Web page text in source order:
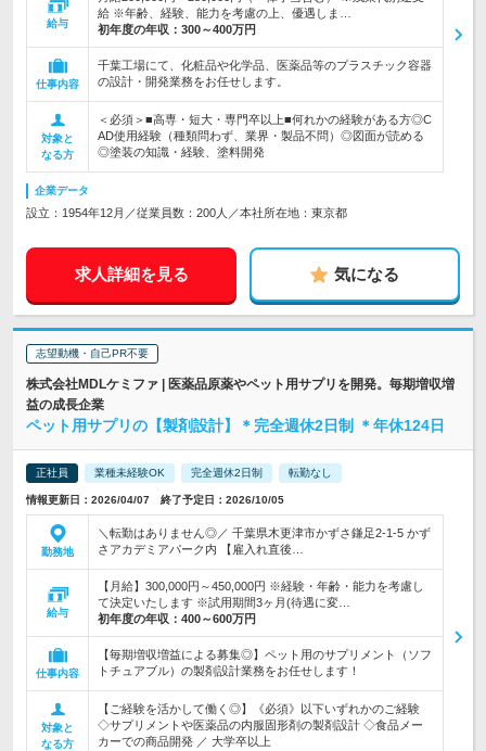
給与
給 ※年齢、経験、能力を考慮の上、優遇しま…
初年度の年収： 300～400万円
仕事内容
千葉工場にて、化粧品や化学品、医薬品等のプラスチック容器
の設計・開発業務をお任せします。
対象と
なる方
＜必須＞■高専・短大・専門卒以上■何れかの経験がある方◎C
AD使用経験（種類問わず、業界・製品不問）◎図面が読める
◎塗装の知識・経験、塗料開発
企業データ
設立：1954年12月／従業員数：200人／本社所在地：東京都
求人詳細を見る 気になる
志望動機・自己PR不要
株式会社MDLケミファ | 医薬品原薬やペット用サプリを開発。毎期増収増
益の成長企業
ペット用サプリの【製剤設計】＊完全週休2日制 ＊年休124日
正社員 業種未経験OK 完全週休2日制 転勤なし
情報更新日：2026/04/07 終了予定日：2026/10/05
勤務地
＼転勤はありません◎／ 千葉県木更津市かずさ鎌足2-1-5 かず
さアカデミアパーク内 【雇入れ直後…
給与
【月給】300,000円～450,000円 ※経験・年齢・能力を考慮し
て決定いたします ※試用期間3ヶ月(待遇に変…
初年度の年収： 400～600万円
仕事内容
【毎期増収増益による募集◎】ペット用のサプリメント（ソフ
トチュアブル）の製剤設計業務をお任せします！
対象と
なる方
【ご経験を活かして働く◎】《必須》以下いずれかのご経験
◇サプリメントや医薬品の内服固形剤の製剤設計 ◇食品メー
カーでの商品開発 ／ 大学卒以上